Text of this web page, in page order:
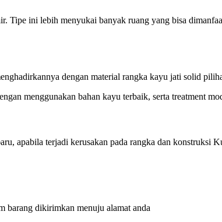
Tipe ini lebih menyukai banyak ruang yang bisa
dengan material rangka kayu jati solid
menggunakan bahan kayu terbaik, serta treatment
apabila terjadi kerusakan pada rangka dan konstruksi
barang dikirimkan menuju alamat anda